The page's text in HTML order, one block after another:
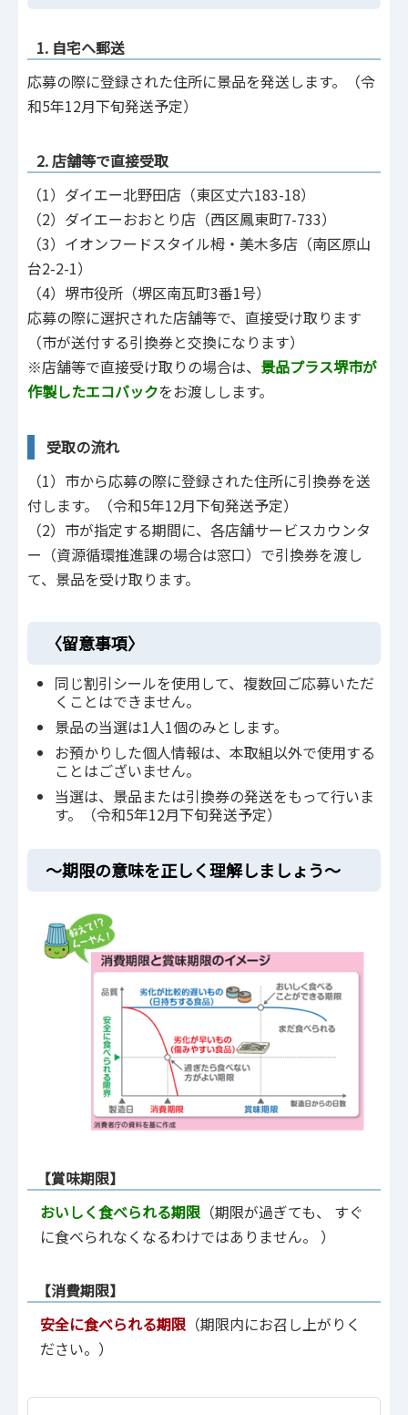
1. 自宅へ郵送
応募の際に登録された住所に景品を発送します。（令
和5年12月下旬発送予定）
2. 店舗等で直接受取
（1）ダイエー北野田店（東区丈六183-18）
（2）ダイエーおおとり店（西区鳳東町7-733）
（3）イオンフードスタイル栂・美木多店（南区原山
台2-2-1）
（4）堺市役所（堺区南瓦町3番1号）
応募の際に選択された店舗等で、直接受け取ります
（市が送付する引換券と交換になります）
※店舗等で直接受け取りの場合は、 景品プラス堺市が
作製したエコバックをお渡しします。
受取の流れ
（1）市から応募の際に登録された住所に引換券を送
付します。（令和5年12月下旬発送予定）
（2）市が指定する期間に、各店舗サービスカウンタ
ー（資源循環推進課の場合は窓口）で引換券を渡し
て、景品を受け取ります。
〈留意事項〉
同じ割引シールを使用して、複数回ご応募いただ
くことはできません。
景品の当選は1人1個のみとします。
お預かりした個人情報は、本取組以外で使用する
ことはございません。
当選は、景品または引換券の発送をもって行いま
す。（令和5年12月下旬発送予定）
～期限の意味を正しく理解しましょう～
【賞味期限】
おいしく食べられる期限（期限が過ぎても、 すぐ
に食べられなくなるわけではありません。 ）
【消費期限】
安全に食べられる期限（期限内にお召し上がりく
ださい。）